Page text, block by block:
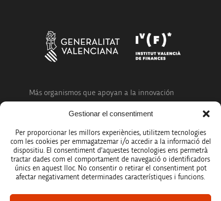
Gestionar el consentiment
Per proporcionar les millors experiències, utilitzem tecnologies
com les cookies per emmagatzemar i/o accedir a la informació del
dispositiu. El consentiment d'aquestes tecnologies ens permetrà
tractar dades com el comportament de navegació o identificadors
únics en aquest lloc. No consentir o retirar el consentiment pot
afectar negativament determinades característiques i funcions.
Más organismos que apoyan a la innovación
Avíso legal
Política de protección de datos
Registro de actividades de tratamiento